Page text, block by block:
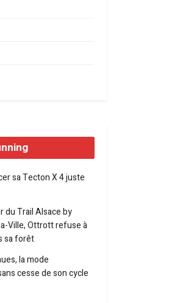
sa Tecton X 4 juste
du Trail Alsace by
Ville, Ottrott refuse à
sa forêt
la mode
cesse de son cycle